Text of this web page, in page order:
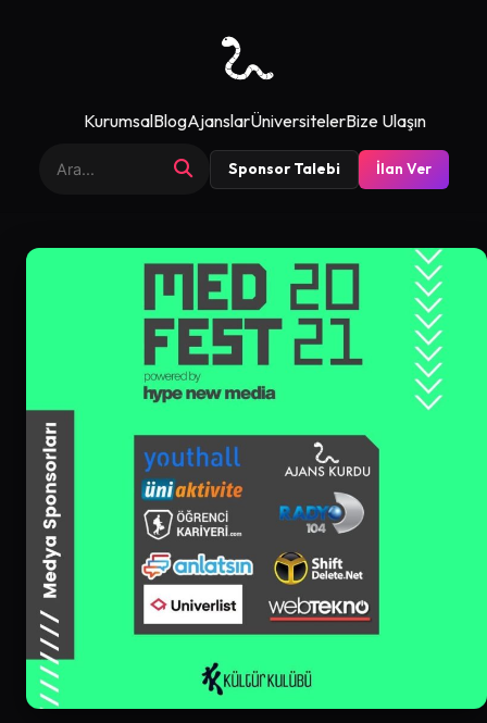
KurumsalBlogAjanslarÜniversitelerBize Ulaşın
Sponsor Talebi İlan Ver